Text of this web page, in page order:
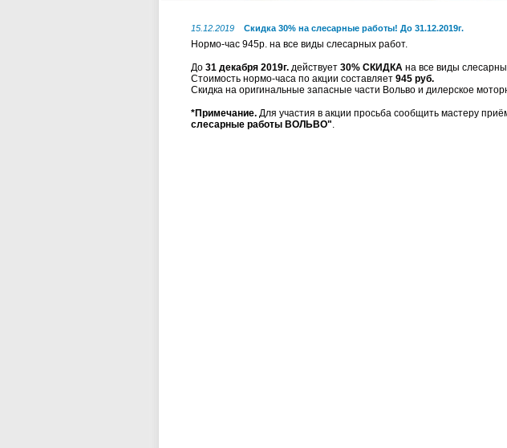
15.12.2019 Скидка 30% на слесарные работы! До 31.12.2019г.
Нормо-час 945р. на все виды слесарных работ.
До 31 декабря 2019г. действует 30% СКИДКА на все виды
Стоимость нормо-часа по акции составляет 945 руб.
Скидка на оригинальные запасные части Вольво и дилерское
*Примечание. Для участия в акции просьба сообщить мастеру
слесарные работы ВОЛЬВО".